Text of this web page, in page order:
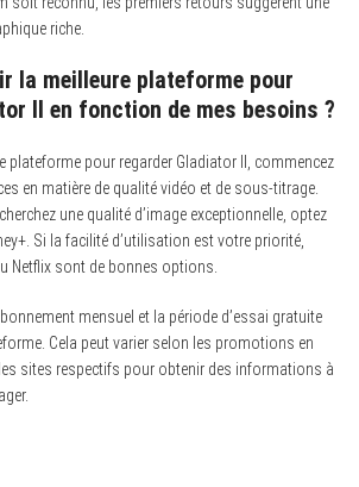
riche.
la meilleure plateforme pour
II en fonction de mes besoins ?
plateforme pour regarder Gladiator II, commencez
en matière de qualité vidéo et de sous-titrage.
une qualité d’image exceptionnelle, optez
Si la facilité d’utilisation est votre priorité,
Netflix sont de bonnes options.
mensuel et la période d’essai gratuite
Cela peut varier selon les promotions en
sites respectifs pour obtenir des informations à